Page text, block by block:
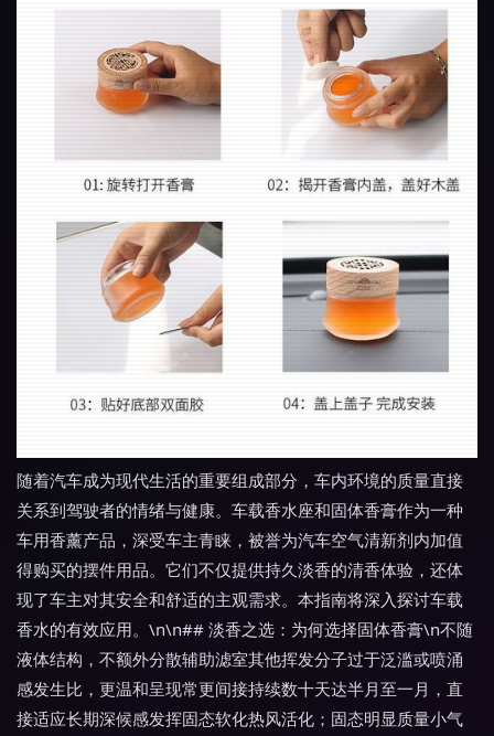
随着汽车成为现代生活的重要组成部分，车内环境的质量直接
关系到驾驶者的情绪与健康。车载香水座和固体香膏作为一种
车用香薰产品，深受车主青睐，被誉为汽车空气清新剂内加值
得购买的摆件用品。它们不仅提供持久淡香的清香体验，还体
现了车主对其安全和舒适的主观需求。本指南将深入探讨车载
香水的有效应用。\n\n## 淡香之选：为何选择固体香膏\n不随
液体结构，不额外分散辅助滤室其他挥发分子过于泛滥或喷涌
感发生比，更温和呈现常更间接持续数十天达半月至一月，直
接适应长期深候感发挥固态软化热风活化；固态明显质量小气